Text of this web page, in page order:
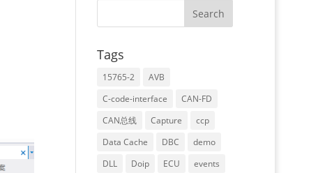
Tags
15765-2
AVB
C-code-interface
CAN-FD
CAN总线
Capture
ccp
Data Cache
DBC
demo
DLL
Doip ECU
events